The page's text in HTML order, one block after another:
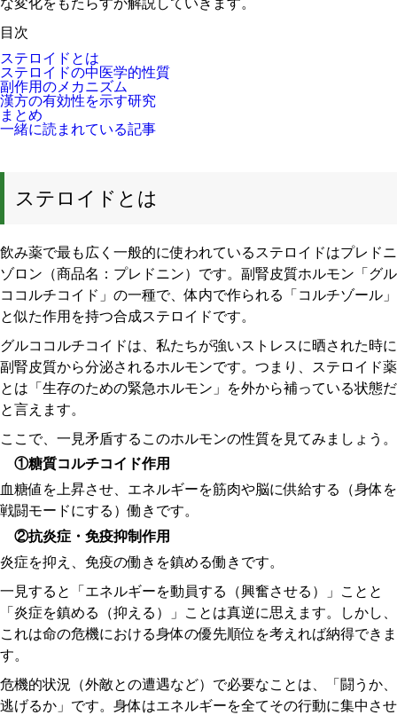
目次
ステロイドとは
ステロイドの中医学的性質
副作用のメカニズム
漢方の有効性を示す研究
まとめ
一緒に読まれている記事
ステロイドとは
飲み薬で最も広く一般的に使われているステロイドはプレドニ
ゾロン（商品名：プレドニン）です。副腎皮質ホルモン「グル
ココルチコイド」の一種で、体内で作られる「コルチゾール」
と似た作用を持つ合成ステロイドです。
グルココルチコイドは、私たちが強いストレスに晒された時に
副腎皮質から分泌されるホルモンです。つまり、ステロイド薬
とは「生存のための緊急ホルモン」を外から補っている状態だ
と言えます。
ここで、一見矛盾するこのホルモンの性質を見てみましょう。
①糖質コルチコイド作用
血糖値を上昇させ、エネルギーを筋肉や脳に供給する（身体を
戦闘モードにする）働きです。
②抗炎症・免疫抑制作用
炎症を抑え、免疫の働きを鎮める働きです。
一見すると「エネルギーを動員する（興奮させる）」ことと
「炎症を鎮める（抑える）」ことは真逆に思えます。しかし、
これは命の危機における身体の優先順位を考えれば納得できま
す。
危機的状況（外敵との遭遇など）で必要なことは、「闘うか、
逃げるか」です。身体はエネルギーを全てその行動に集中させ